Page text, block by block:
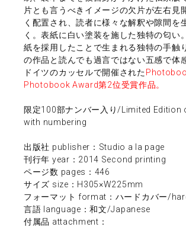
片とも言うべきイメージの欠片が左右見
く配置され、読者に様々な解釈や隙間を
く。表紙に白い塗装を施した独特の匂い
紙を採用したことで生まれる独特の手触
の作品と読んでも過言ではない五感で体
ドイツのカッセルで開催された
Photobook Award第2位受賞作品。
限定100部ナンバー入り/Limited Edition
with numbering
出版社 publisher：Studio a la page
刊行年 year：2014 Second printing
ページ数 pages：446
サイズ size：H305×W225mm
フォーマット format：ハードカバー/
言語 language：和文/Japanese
付属品 attachment：